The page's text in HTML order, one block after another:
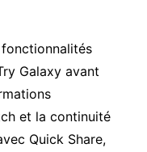
Galaxy avant
et la continuité
Quick Share,